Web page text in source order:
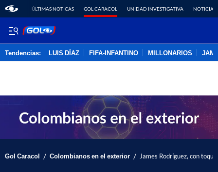
ÚLTIMAS NOTICAS GOL CARACOL UNIDAD INVESTIGATIVA NOTICIAS
Tendencias: LUIS DÍAZ FIFA-INFANTINO MILLONARIOS
Gol Caracol / Colombianos en el exterior / James Rodríguez, con